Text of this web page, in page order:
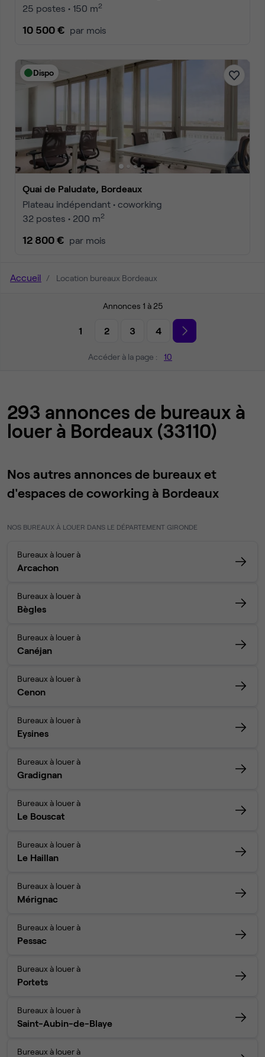
25 postes • 150 m2
10 500 € par mois
Dispo
Quai de Paludate, Bordeaux
Plateau indépendant • coworking
32 postes • 200 m2
12 800 € par mois
Accueil Location bureaux Bordeaux
Annonces 1 à 25
1 2 3 4
Accéder à la page : 10
293 annonces de bureaux à
louer à Bordeaux (33110)
Nos autres annonces de bureaux et
d'espaces de coworking à Bordeaux
NOS BUREAUX À LOUER DANS LE DÉPARTEMENT GIRONDE
Bureaux à louer à
Arcachon
Bureaux à louer à
Bègles
Bureaux à louer à
Canéjan
Bureaux à louer à
Cenon
Bureaux à louer à
Eysines
Bureaux à louer à
Gradignan
Bureaux à louer à
Le Bouscat
Bureaux à louer à
Le Haillan
Bureaux à louer à
Mérignac
Bureaux à louer à
Pessac
Bureaux à louer à
Portets
Bureaux à louer à
Saint-Aubin-de-Blaye
Bureaux à louer à